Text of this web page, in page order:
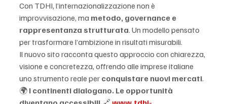
Con TDHI, l’internazionalizzazione non è
improvvisazione, ma metodo, governance e
rappresentanza strutturata. Un modello pensato
per trasformare l’ambizione in risultati misurabili.
Il nuovo sito racconta questo approccio con chiarezza,
visione e concretezza, offrendo alle imprese italiane
uno strumento reale per conquistare nuovi mercati.
🌍 I continenti dialogano. Le opportunità